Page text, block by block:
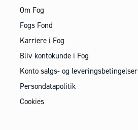
Om Fog
Fogs Fond
Karriere i Fog
Bliv kontokunde i Fog
Konto salgs- og leveringsbetingelser
Persondatapolitik
Cookies